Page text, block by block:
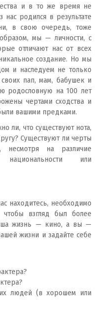
и в то же время не
родился в результате
в свою очередь, тоже
мы — личности, с
отличают нас от всех
создание. Но мы
и наследуем не только
пап, мам, бабушек и
родословную на 100 лет
чертами сходства и
вашими предками.
ли, что существуют нота,
Существуют ли черты
несмотря на различие
национальности или
находитесь, необходимо
взгляд был более
жизнь — кино, а вы —
жизни и задайте себе
людей (в хорошем или